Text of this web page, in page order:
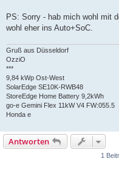
PS: Sorry - hab mich wohl mit
wohl eher ins Auto+SoC.
Gruß aus Düsseldorf
OzziO
***
9,84 kWp Ost-West
SolarEdge SE10K-RWB48
StoreEdge Home Battery 9,2kWh
go-e Gemini Flex 11kW V4 FW:055.5
Honda e
Antworten
1